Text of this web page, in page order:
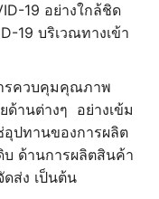
19 อย่างใกล้ชิด
19 บริเวณทางเข้า
รควบคุมคุณภาพ
านต่างๆ อย่างเข้ม
อุปทานของการผลิต
ด้านการผลิตสินค้า
ส่ง เป็นต้น